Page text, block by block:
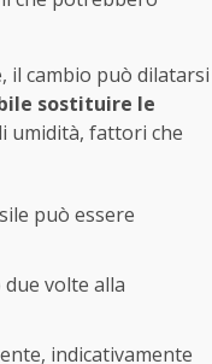
il cambio può dilatarsi
sostituire le
umidità, fattori che
può essere
volte alla
indicativamente